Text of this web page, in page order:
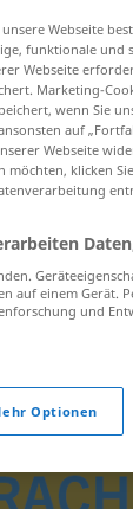
keinen
Webseite
funktionale und
Webseite
Marketing-
wenn Sie
auf
Webseite
möchten, klicken
auf einem Gerät.
und
Optionen